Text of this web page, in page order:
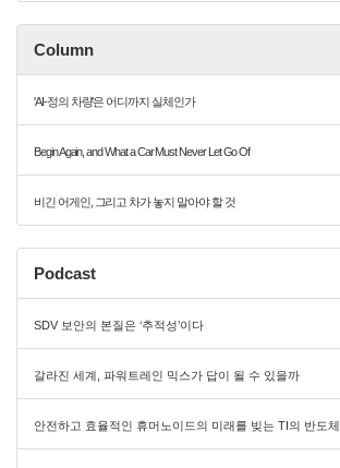
Column
'AI-정의 차량'은 어디까지 실체인가
Begin Again, and What a Car Must Never Let Go Of
비긴 어게인, 그리고 차가 놓지 말아야 할 것
Podcast
SDV 보안의 본질은 ‘추적성’이다
갈라진 세계, 파워트레인 믹스가 답이 될 수 있을까
안전하고 효율적인 휴머노이드의 미래를 빚는 TI의 반도